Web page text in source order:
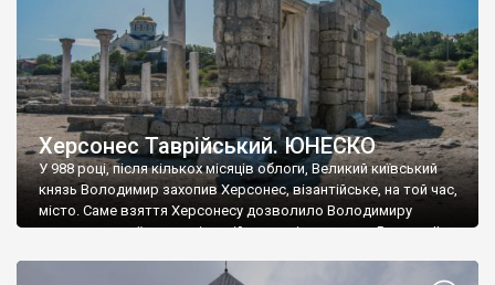
Херсонес Таврійський. ЮНЕСКО
У 988 році, після кількох місяців облоги, Великий київський
князь Володимир захопив Херсонес, візантійське, на той час,
місто. Саме взяття Херсонесу дозволило Володимиру
диктувати свої умови візантійському імператору Василю ІІ, та
Херсонесі Володимир-язичник, став Василем-християнином.